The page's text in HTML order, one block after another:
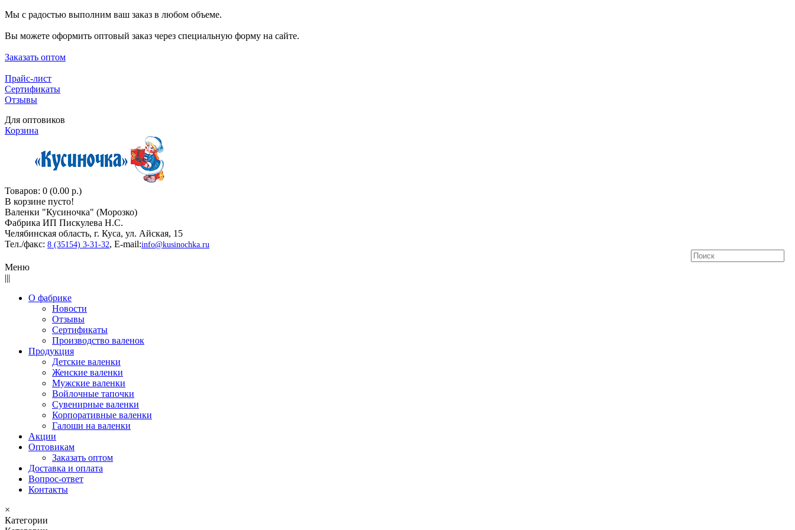
Мы с радостью выполним ваш заказ в любом объеме.
Вы можете оформить оптовый заказ через специальную форму на сайте.
Заказать оптом
Прайс-лист
Сертификаты
Отзывы
Для оптовиков
Корзина
Товаров: 0 (0.00 р.)
В корзине пусто!
Валенки "Кусиночкa" (Морозко)
Фабрика ИП Пискулева Н.С.
Челябинская область, г. Куса, ул. Айская, 15
Тел./факс: 8 (35154) 3-31-32, E-mail:info@kusinochka.ru
Меню
|||
О фабрике
Новости
Отзывы
Сертификаты
Производство валенок
Продукция
Детские валенки
Женские валенки
Мужские валенки
Войлочные тапочки
Сувенирные валенки
Корпоративные валенки
Галоши на валенки
Акции
Оптовикам
Заказать оптом
Доставка и оплата
Вопрос-ответ
Контакты
×
Категории